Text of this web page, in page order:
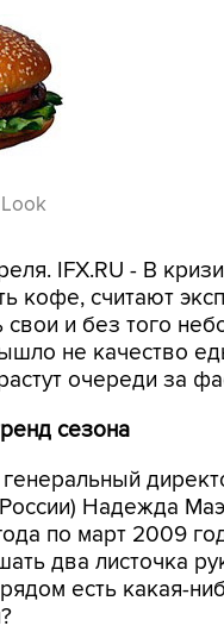
IFX.RU - В
кофе, считают
свои и без того
не качество
очереди за
сезона
Надежда
по март 2009
два листочка
есть какая-